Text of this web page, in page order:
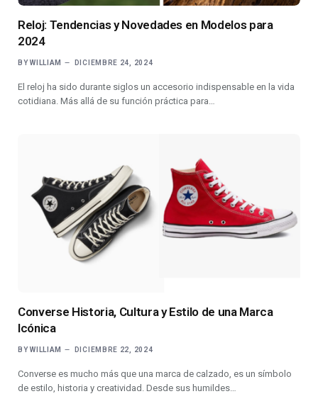
Reloj: Tendencias y Novedades en Modelos para
2024
BY WILLIAM DICIEMBRE 24, 2024
El reloj ha sido durante siglos un accesorio indispensable en la vida
cotidiana. Más allá de su función práctica para…
Converse Historia, Cultura y Estilo de una Marca
Icónica
BY WILLIAM DICIEMBRE 22, 2024
Converse es mucho más que una marca de calzado, es un símbolo
de estilo, historia y creatividad. Desde sus humildes…